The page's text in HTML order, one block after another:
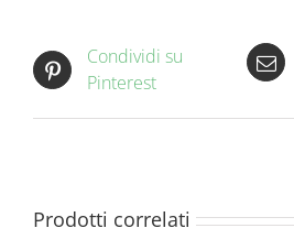
Condividi su
Pinterest
Prodotti correlati